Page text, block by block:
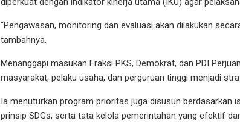
“Pengawasan, monitoring dan evaluasi akan dilakukan
tambahnya.
Menanggapi masukan Fraksi PKS, Demokrat, dan PDI
masyarakat, pelaku usaha, dan perguruan tinggi menjadi
Ia menuturkan program prioritas juga disusun
prinsip SDGs, serta tata kelola pemerintahan yang efektif